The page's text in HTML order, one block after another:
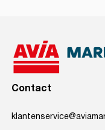
Contact